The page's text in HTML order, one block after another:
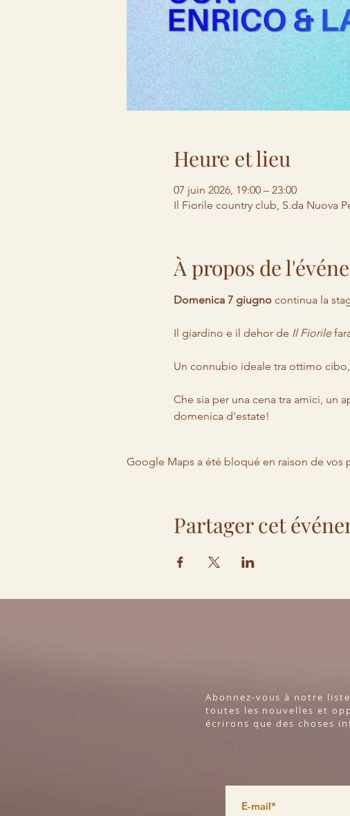
Heure et lieu
07 juin 2026, 19:00 – 23:00
Il Fiorile country club, S.da Nuova
À propos de
Domenica 7 giugno continua la
Il giardino e il dehor de Il Fiorile
Un connubio ideale tra ottimo
Che sia per una cena tra amici, un
domenica d'estate!
Google Maps a été bloqué en raison de vos
Partager cet
Abonnez-vous à notre
toutes les nouvelles et
écrirons que des choses